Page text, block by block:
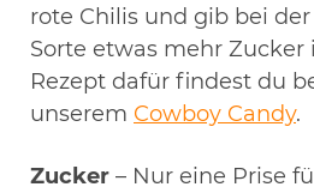
rote Chilis und gib bei
Sorte etwas mehr Zucker
Rezept dafür findest du
unserem Cowboy Candy.
Zucker – Nur eine Prise